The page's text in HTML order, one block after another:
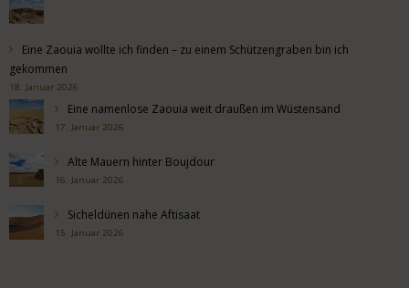
Eine Zaouia wollte ich finden – zu einem Schützengraben bin ich
gekommen
18. Januar 2026
Eine namenlose Zaouia weit draußen im Wüstensand
17. Januar 2026
Alte Mauern hinter Boujdour
16. Januar 2026
Sicheldünen nahe Aftisaat
15. Januar 2026